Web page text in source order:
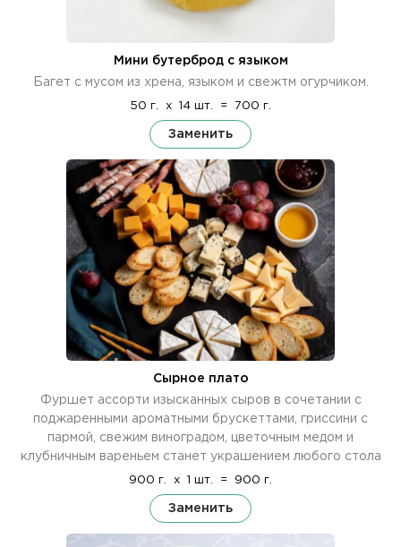
Мини бутерброд с языком
Багет с мусом из хрена, языком и свежтм огурчиком.
50 г. x 14 шт. = 700 г.
Заменить
Сырное плато
Фуршет ассорти изысканных сыров в сочетании с
поджаренными ароматными брускеттами, гриссини с
пармой, свежим виноградом, цветочным медом и
клубничным вареньем станет украшением любого стола
900 г. x 1 шт. = 900 г.
Заменить